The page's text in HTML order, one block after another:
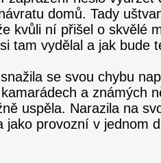
domů. Tady
kvůli ní přišel o skvělé
tam vydělal a jak bude
se svou chybu
a známých
uspěla. Narazila na
jako provozní v jednom